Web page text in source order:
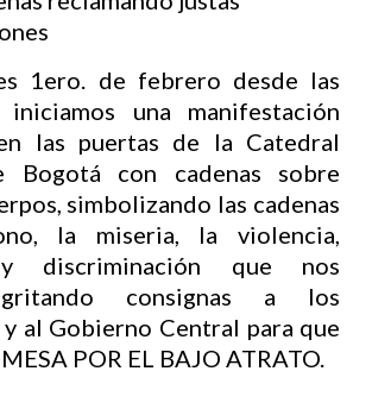
1ero. de febrero desde las
una manifestación
las puertas de la Catedral
Bogotá con cadenas sobre
simbolizando las cadenas
la miseria, la violencia,
discriminación que nos
consignas a los
al Gobierno Central para que
POR EL BAJO ATRATO.